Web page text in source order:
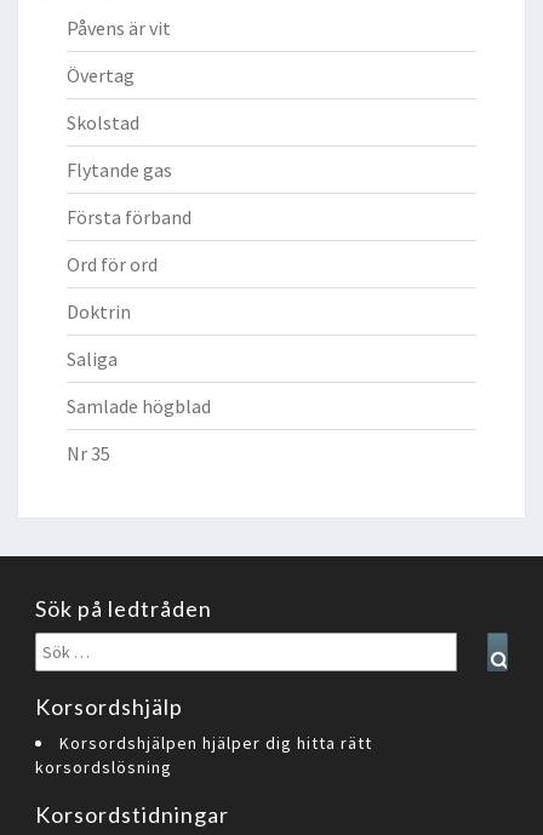
Påvens är vit
Övertag
Skolstad
Flytande gas
Första förband
Ord för ord
Doktrin
Saliga
Samlade högblad
Nr 35
Sök på ledtråden
Sök
efter:
Korsordshjälp
Korsordshjälpen hjälper dig hitta rätt
korsordslösning
Korsordstidningar